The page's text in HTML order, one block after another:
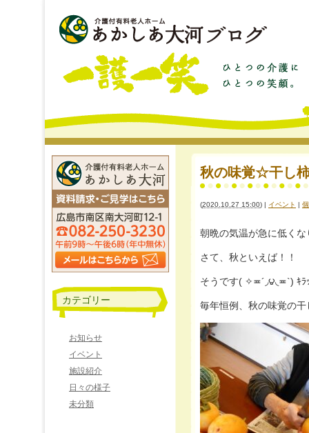
秋の味覚☆干し
(2020.10.27 15:00) | イベント |
朝晩の気温が急に低く
さて、秋といえば！！
そうです( ✧≖´◞౪◟≖`) ｷﾗ
毎年恒例、秋の味覚の
カテゴリー
お知らせ
イベント
施設紹介
日々の様子
未分類